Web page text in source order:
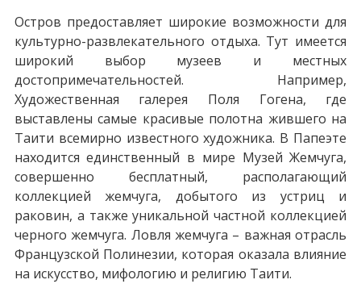
Остров предоставляет широкие возможности для
культурно-развлекательного отдыха. Тут имеется
широкий выбор музеев и местных
достопримечательностей. Например,
Художественная галерея Поля Гогена, где
выставлены самые красивые полотна жившего на
Таити всемирно известного художника. В Папеэте
находится единственный в мире Музей Жемчуга,
совершенно бесплатный, располагающий
коллекцией жемчуга, добытого из устриц и
раковин, а также уникальной частной коллекцией
черного жемчуга. Ловля жемчуга – важная отрасль
Французской Полинезии, которая оказала влияние
на искусство, мифологию и религию Таити.